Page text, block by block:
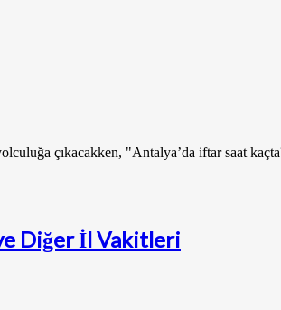
çıkacakken, "Antalya’da iftar saat
Diğer İl Vakitleri